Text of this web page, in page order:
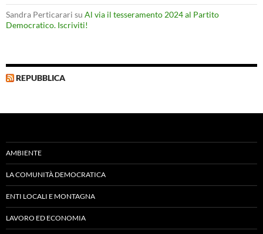
Sandra Perticarari su Al via il tesseramento 2024 al Partito
Democratico. Iscriviti!
REPUBBLICA
AMBIENTE
LA COMUNITÀ DEMOCRATICA
ENTI LOCALI E MONTAGNA
LAVORO ED ECONOMIA